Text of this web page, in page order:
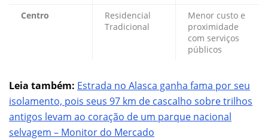
Centro
Residencial
Tradicional
Menor custo e
proximidade
com serviços
públicos
Leia também: Estrada no Alasca ganha fama por seu
isolamento, pois seus 97 km de cascalho sobre trilhos
antigos levam ao coração de um parque nacional
selvagem – Monitor do Mercado